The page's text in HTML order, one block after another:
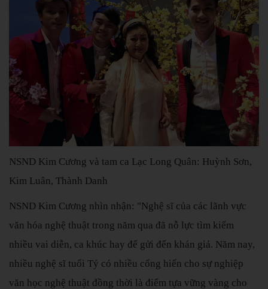
NSND Kim Cương và tam ca Lạc Long Quân: Huỳnh Sơn,
Kim Luân, Thành Danh
NSND Kim Cương nhìn nhận: "Nghệ sĩ của các lãnh vực
văn hóa nghệ thuật trong năm qua đã nỗ lực tìm kiếm
nhiều vai diễn, ca khúc hay để gửi đến khán giả. Năm nay,
nhiều nghệ sĩ tuổi Tý có nhiều cống hiến cho sự nghiệp
văn học nghệ thuật đồng thời là điểm tựa vững vàng cho